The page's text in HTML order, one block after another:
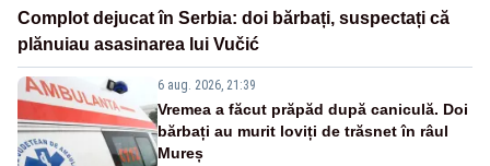
Complot dejucat în Serbia: doi bărbați, suspectați că
plănuiau asasinarea lui Vučić
6 aug. 2026, 21:39
Vremea a făcut prăpăd după caniculă. Doi
bărbați au murit loviți de trăsnet în râul
Mureș